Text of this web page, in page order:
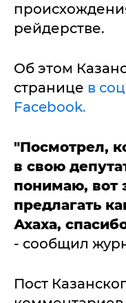
рейдерстве.
Об этом
странице в
Facebook.
"Посмотрел,
в свою
понимаю, вот
предлагать
Ахаха,
- сообщил
Пост